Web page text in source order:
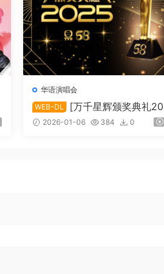
华语演唱会
WEB-DL
[万千星辉颁奖典礼
2026-01-06 384 0